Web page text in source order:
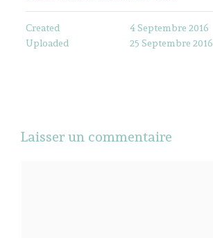
Created
4 Septembre 2016
Uploaded
25 Septembre 2016
Laisser un commentaire